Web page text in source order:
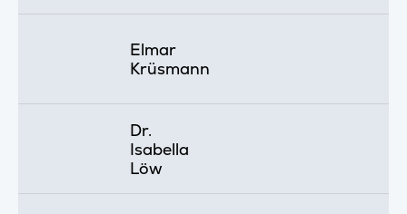
Elmar
Krüsmann
Dr.
Isabella
Löw